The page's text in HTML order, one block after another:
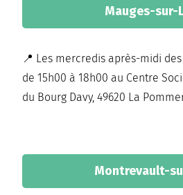
Mauges-sur-
📍 Les mercredis après-midi
de 15h00 à 18h00 au Centre
du Bourg Davy, 49620 La
Montrevault-